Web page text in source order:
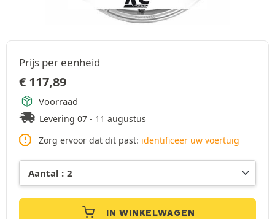
Prijs per eenheid
€ 117,89
Voorraad
Levering 07 - 11 augustus
Zorg ervoor dat dit past: identificeer uw voertuig
IN WINKELWAGEN